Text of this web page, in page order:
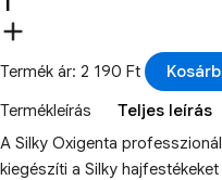
Termék ár: 2 190 Ft
Termékleírás
Teljes leírás
A Silky Oxigenta
kiegészíti a Silky